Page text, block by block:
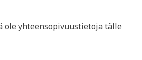
ole yhteensopivuustietoja tälle